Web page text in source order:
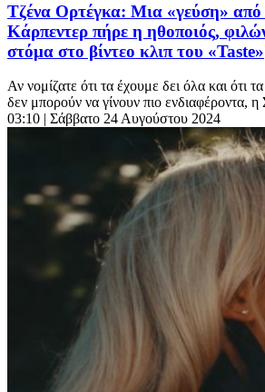
Τζένα Ορτέγκα: Μια «γεύση» από
Κάρπεντερ πήρε η ηθοποιός,
στόμα στο βίντεο κλιπ του «Taste»
Αν νομίζατε ότι τα έχουμε δει όλα και ότι
δεν μπορούν να γίνουν πιο ενδιαφέροντα,
03:10 | Σάββατο 24 Αυγούστου 2024